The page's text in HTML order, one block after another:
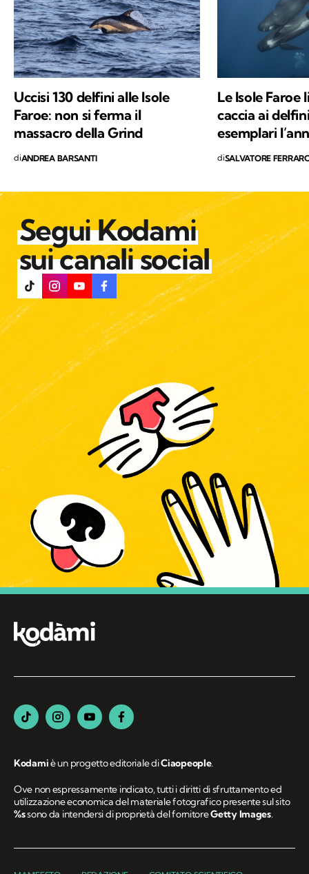
Uccisi 130 delfini alle Isole
Faroe: non si ferma il
massacro della Grind
diANDREA BARSANTI
Le Isole Faroe
caccia ai
esemplari
diSALVATORE
Segui Kodami
sui canali social
Kodamiè un progetto editoriale diCiaopeople.
Ove non espressamente indicato, tutti i diritti di sfruttamento ed
utilizzazione economica del materiale fotografico presente sul sito
%ssono da intendersi di proprietà del fornitoreGetty Images.